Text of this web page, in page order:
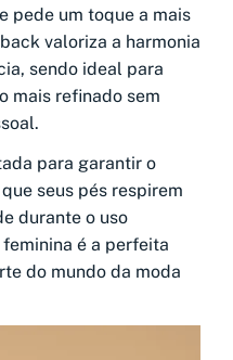
pede um toque a mais
valoriza a harmonia
sendo ideal para
mais refinado sem
para garantir o
seus pés respirem
durante o uso
é a perfeita
do mundo da moda